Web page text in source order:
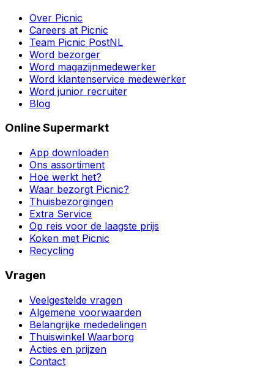
Over Picnic
Careers at Picnic
Team Picnic PostNL
Word bezorger
Word magazijnmedewerker
Word klantenservice medewerker
Word junior recruiter
Blog
Online Supermarkt
App downloaden
Ons assortiment
Hoe werkt het?
Waar bezorgt Picnic?
Thuisbezorgingen
Extra Service
Op reis voor de laagste prijs
Koken met Picnic
Recycling
Vragen
Veelgestelde vragen
Algemene voorwaarden
Belangrijke mededelingen
Thuiswinkel Waarborg
Acties en prijzen
Contact